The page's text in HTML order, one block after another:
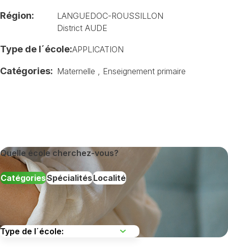
Région:
LANGUEDOC-ROUSSILLON
District AUDE
Type de l´école:APPLICATION
Catégories: Maternelle Enseignement primaire
Quelle école cherchez-vous?
CatégoriesSpécialitésLocalité